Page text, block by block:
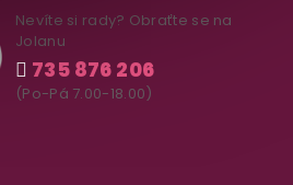
Nevíte si rady? Obraťte se na
Jolanu
735 876 206
(Po-Pá 7.00-18.00)